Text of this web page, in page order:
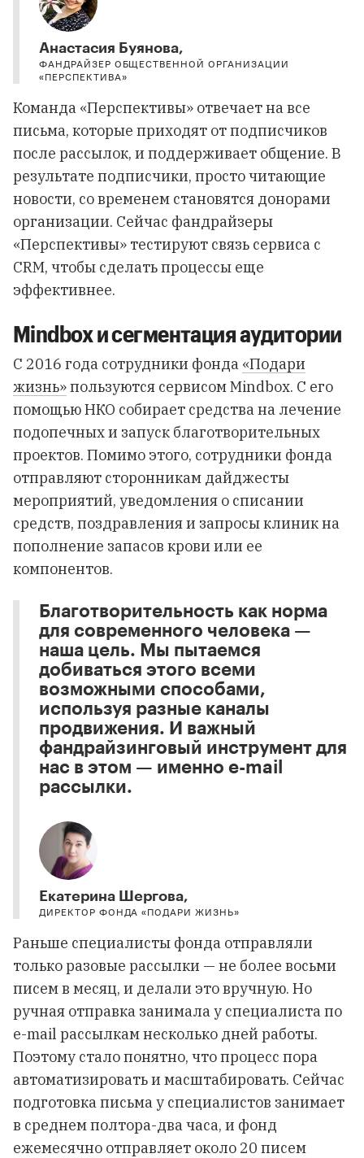
Анастасия Буянова,
ФАНДРАЙЗЕР ОБЩЕСТВЕННОЙ ОРГАНИЗАЦИИ
«ПЕРСПЕКТИВА»
Команда «Перспективы» отвечает на все
письма, которые приходят от подписчиков
после рассылок, и поддерживает общение. В
результате подписчики, просто читающие
новости, со временем становятся донорами
организации. Сейчас фандрайзеры
«Перспективы» тестируют связь сервиса с
CRM, чтобы сделать процессы еще
эффективнее.
Mindbox и сегментация аудитории
С 2016 года сотрудники фонда «Подари
жизнь»пользуются сервисом Mindbox. С его
помощью НКО собирает средства на лечение
подопечных и запуск благотворительных
проектов. Помимо этого, сотрудники фонда
отправляют сторонникам дайджесты
мероприятий, уведомления о списании
средств, поздравления и запросы клиник на
пополнение запасов крови или ее
компонентов.
Благотворительность как норма
для современного человека —
наша цель. Мы пытаемся
добиваться этого всеми
возможными способами,
используя разные каналы
продвижения. И важный
фандрайзинговый инструмент для
нас в этом — именно e-mail
рассылки.
Екатерина Шергова,
ДИРЕКТОР ФОНДА «ПОДАРИ ЖИЗНЬ»
Раньше специалисты фонда отправляли
только разовые рассылки — не более восьми
писем в месяц, и делали это вручную. Но
ручная отправка занимала у специалиста по
e-mail рассылкам несколько дней работы.
Поэтому стало понятно, что процесс пора
автоматизировать и масштабировать. Сейчас
подготовка письма у специалистов занимает
в среднем полтора-два часа, и фонд
ежемесячно отправляет около 20 писем